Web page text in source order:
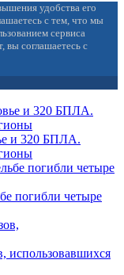
удобства его
с тем, что мы
сервиса
вы соглашаетесь с
и 320 БПЛА.
погибли четыре
использовавшихся